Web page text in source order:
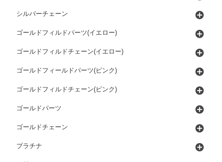
シルバーチェーン
ゴールドフィルドパーツ(イエロー)
ゴールドフィルドチェーン(イエロー)
ゴールドフィールドパーツ(ピンク)
ゴールドフィルドチェーン(ピンク)
ゴールドパーツ
ゴールドチェーン
プラチナ